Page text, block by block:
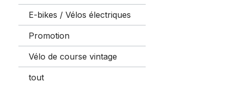
E-bikes / Vélos électriques
Promotion
Vélo de course vintage
tout